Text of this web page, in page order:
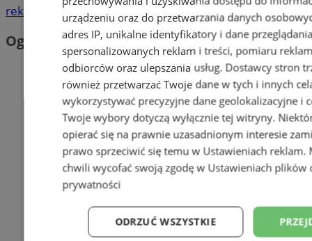
reklama
Ogłoszenia
urządzeniu oraz do przetwarzania danych
adres IP, unikalne identyfikatory i dane
spersonalizowanych reklam i treści, pomiaru
odbiorców oraz ulepszania usług. Dostawcy stron
również przetwarzać Twoje dane w tych i innych
wykorzystywać precyzyjne dane geolokalizacyjne i
Twoje wybory dotyczą wyłącznie tej witryny.
opierać się na prawnie uzasadnionym interesie
prawo sprzeciwić się temu w Ustawieniach reklam.
chwili wycofać swoją zgodę w Ustawieniach plików
prywatności
ODRZUĆ WSZYSTKIE